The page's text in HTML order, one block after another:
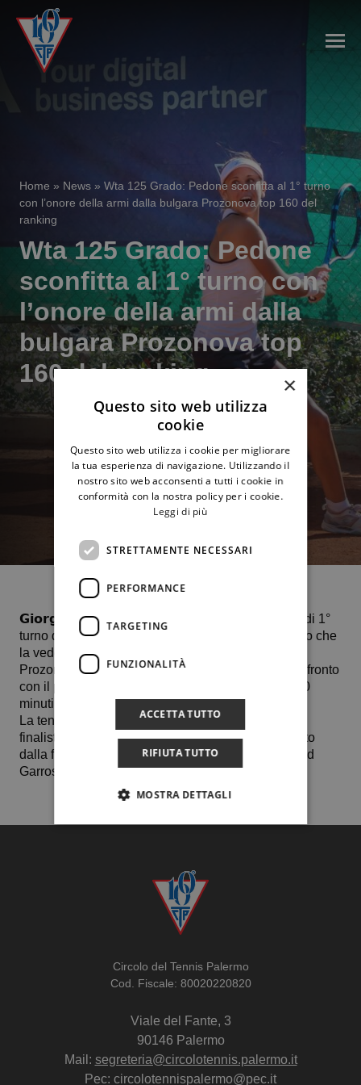
Home » News » Wta 125 Grado: Pedone sconfitta al 1° turno
con l’onore della armi dalla bulgara Prozonova top 160 del
ranking
Wta 125 Grado: Pedone
sconfitta al 1° turno con
l’onore della armi dalla
bulgara Prozonova top
160 del ranking
𝗚𝗶𝗼𝗿𝗴𝗶𝗮 𝗣𝗲𝗱𝗼𝗻𝗲 esce a testa alta dal confronto di 1°
turno del Wta 125 sulla terra rossa friulana di Grado che
la vedeva opposta alla bulgara 21enne Tatiana
Prozorova, n. 156 al mondo, che ha fatto suo il confronto
con il punteggio di 2-6 6-4 6-4 dopo oltre 2 ore e 30
minuti di gioco.
La tennista bulgara, poche settimane fa, era stata
finalista al 60.000 dollari Itf di Saint – Gaundes vinto
dalla francese Lois Boisson, semifinalista al Roland
Garros.
Circolo del Tennis Palermo
Cod. Fiscale: 80020220820
Viale del Fante, 3
90146 Palermo
Mail: segreteria@circolotennis.palermo.it
Pec: circolotennispalermo@pec.it
×
Questo sito web utilizza
cookie
Questo sito web utilizza i cookie per migliorare
la tua esperienza di navigazione. Utilizzando il
nostro sito web acconsenti a tutti i cookie in
conformità con la nostra policy per i cookie.
Leggi di più
STRETTAMENTE NECESSARI
PERFORMANCE
TARGETING
FUNZIONALITÀ
ACCETTA TUTTO
RIFIUTA TUTTO
MOSTRA DETTAGLI